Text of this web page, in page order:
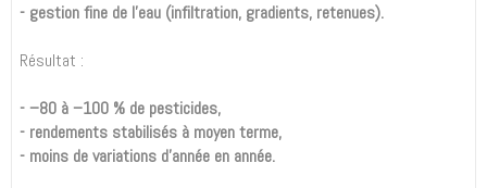
- gestion fine de l’eau (infiltration, gradients, retenues).
Résultat :
- –80 à –100 % de pesticides,
- rendements stabilisés à moyen terme,
- moins de variations d’année en année.